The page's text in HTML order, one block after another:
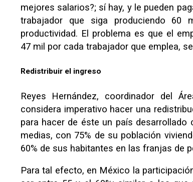
mejores salarios?; sí hay, y le pueden
trabajador que siga produciendo 60
productividad. El problema es que el
47 mil por cada trabajador que emplea,
Redistribuir el ingreso
Reyes Hernández, coordinador del
considera imperativo hacer una
para hacer de éste un país
medias, con 75% de su población
60% de sus habitantes en las franjas de
Para tal efecto, en México la